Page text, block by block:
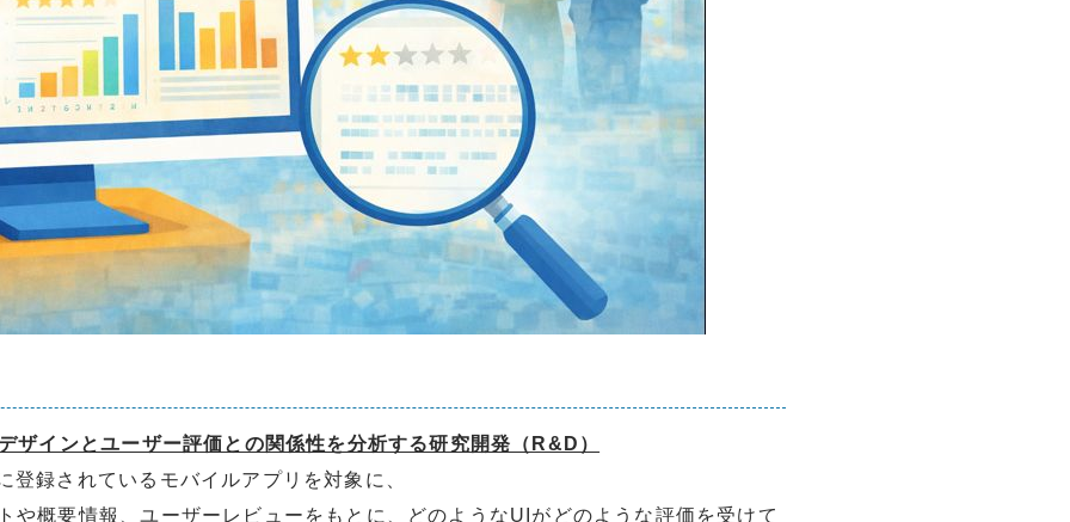
ザインとユーザー評価との関係性を分析する研究開発（R&D）
録されているモバイルアプリを対象に、
や概要情報、ユーザーレビューをもとに、どのようなUIがどのような評価を受けて